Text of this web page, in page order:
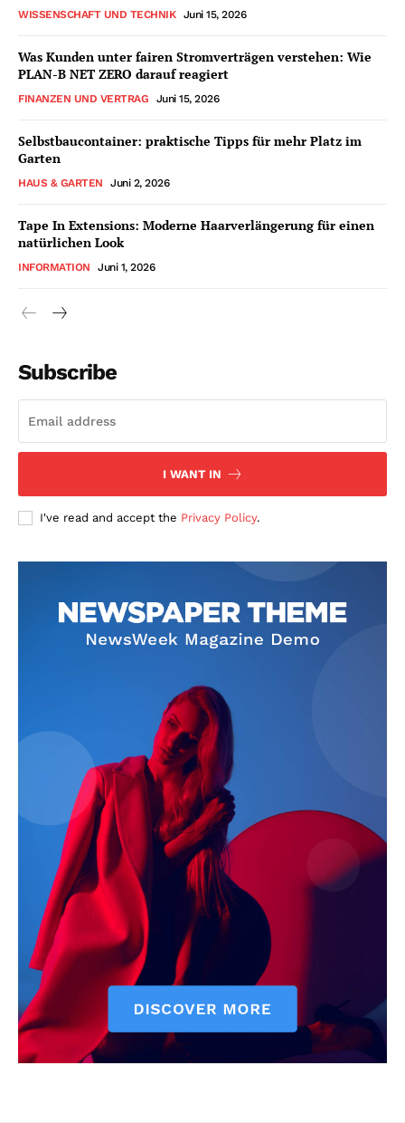
WISSENSCHAFT UND TECHNIK Juni 15, 2026
Was Kunden unter fairen Stromverträgen verstehen: Wie
PLAN-B NET ZERO darauf reagiert
FINANZEN UND VERTRAG Juni 15, 2026
Selbstbaucontainer: praktische Tipps für mehr Platz im
Garten
HAUS & GARTEN Juni 2, 2026
Tape In Extensions: Moderne Haarverlängerung für einen
natürlichen Look
INFORMATION Juni 1, 2026
Subscribe
I WANT IN
I've read and accept the Privacy Policy.